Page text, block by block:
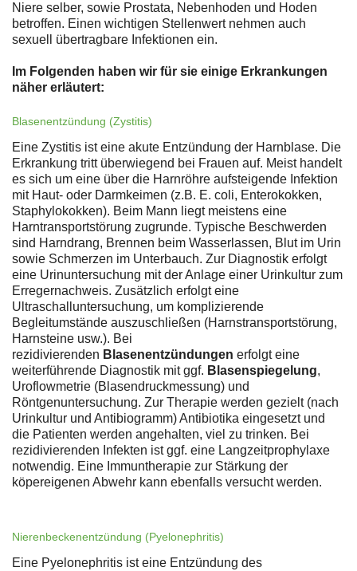
Niere selber, sowie Prostata, Nebenhoden und Hoden
betroffen. Einen wichtigen Stellenwert nehmen auch
sexuell übertragbare Infektionen ein.
Im Folgenden haben wir für sie einige Erkrankungen
näher erläutert:
Blasenentzündung (Zystitis)
Eine Zystitis ist eine akute Entzündung der Harnblase. Die
Erkrankung tritt überwiegend bei Frauen auf. Meist handelt
es sich um eine über die Harnröhre aufsteigende Infektion
mit Haut- oder Darmkeimen (z.B. E. coli, Enterokokken,
Staphylokokken). Beim Mann liegt meistens eine
Harntransportstörung zugrunde. Typische Beschwerden
sind Harndrang, Brennen beim Wasserlassen, Blut im Urin
sowie Schmerzen im Unterbauch. Zur Diagnostik erfolgt
eine Urinuntersuchung mit der Anlage einer Urinkultur zum
Erregernachweis. Zusätzlich erfolgt eine
Ultraschalluntersuchung, um komplizierende
Begleitumstände auszuschließen (Harnstransportstörung,
Harnsteine usw.). Bei
rezidivierenden Blasenentzündungen erfolgt eine
weiterführende Diagnostik mit ggf. Blasenspiegelung,
Uroflowmetrie (Blasendruckmessung) und
Röntgenuntersuchung. Zur Therapie werden gezielt (nach
Urinkultur und Antibiogramm) Antibiotika eingesetzt und
die Patienten werden angehalten, viel zu trinken. Bei
rezidivierenden Infekten ist ggf. eine Langzeitprophylaxe
notwendig. Eine Immuntherapie zur Stärkung der
köpereigenen Abwehr kann ebenfalls versucht werden.
Nierenbeckenentzündung (Pyelonephritis)
Eine Pyelonephritis ist eine Entzündung des